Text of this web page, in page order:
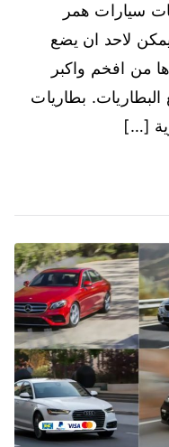
سيارات همر
يمكن لاحد ان يضع
من افخم واكبر
بطاريات
[…]